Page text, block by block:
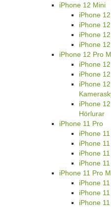
iPhone 12 Mini
iPhone
iPhone
iPhone
iPhone
iPhone 12 Pro
iPhone
iPhone
iPhone
iPhone
Hörlurar
iPhone 11 Pro
iPhone
iPhone
iPhone
iPhone
iPhone 11 Pro
iPhone
iPhone
iPhone